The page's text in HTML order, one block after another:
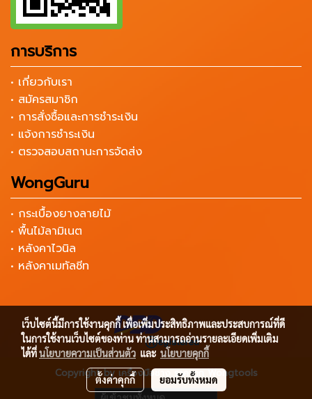
การบริการ
• เกี่ยวกับเรา
• สมัครสมาชิก
• การสั่งซื้อและการชำระเงิน
• แจ้งการชำระเงิน
• ตรวจสอบสถานะการจัดส่ง
WongGuru
• กระเบื้องยางลายไม้
• พื้นไม้ลามิเนต
• หลังคาไวนิล
• หลังคาเมทัลชีท
Copyright by เครื่องมือช่าง ราคาถูก Wongtools
เว็บไซต์นี้มีการใช้งานคุกกี้ เพื่อเพิ่มประสิทธิภาพและประสบการณ์ที่ดี
ในการใช้งานเว็บไซต์ของท่าน ท่านสามารถอ่านรายละเอียดเพิ่มเติม
ได้ที่นโยบายความเป็นส่วนตัว และ นโยบายคุกกี้
ตั้งค่าคุกกี้ ยอมรับทั้งหมด